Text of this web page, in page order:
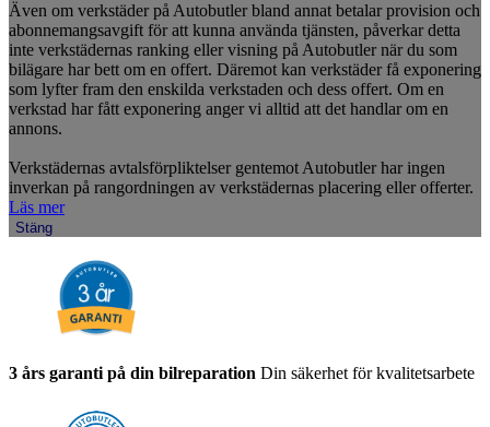
Även om verkstäder på Autobutler bland annat betalar provision och
abonnemangsavgift för att kunna använda tjänsten, påverkar detta
inte verkstädernas ranking eller visning på Autobutler när du som
bilägare har bett om en offert. Däremot kan verkstäder få exponering
som lyfter fram den enskilda verkstaden och dess offert. Om en
verkstad har fått exponering anger vi alltid att det handlar om en
annons.
Verkstädernas avtalsförpliktelser gentemot Autobutler har ingen
inverkan på rangordningen av verkstädernas placering eller offerter.
Läs mer
Stäng
3 års garanti på din bilreparation Din säkerhet för kvalitetsarbete